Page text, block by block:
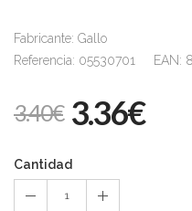
Fabricante: Gallo
Referencia: 05530701 EAN:
3.40€ 3.36€
Cantidad
1